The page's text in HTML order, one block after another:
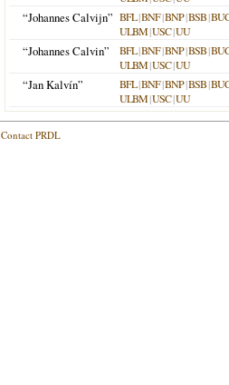
“Johannes Calvijn” BFL|BNF|BNP|BSB|
ULBM|USC|UU
“Johannes Calvin” BFL|BNF|BNP|BSB|
ULBM|USC|UU
“Jan Kalvín” BFL|BNF|BNP|BSB|
ULBM|USC|UU
Contact PRDL